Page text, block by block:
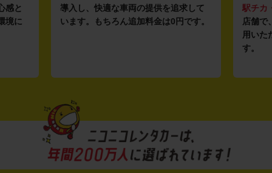
して
す。
駅チカ・空港周辺の店舗や24時間営業
店舗で、いつでもどこでも気軽にご利
ガソリ
ンフラ
し、
ルな価